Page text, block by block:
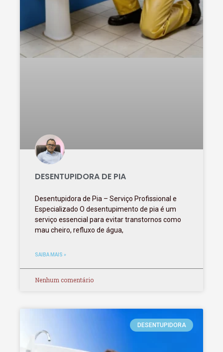
DESENTUPIDORA DE PIA
Desentupidora de Pia – Serviço Profissional e
Especializado O desentupimento de pia é um
serviço essencial para evitar transtornos como
mau cheiro, refluxo de água,
SAIBA MAIS »
Nenhum comentário
DESENTUPIDORA